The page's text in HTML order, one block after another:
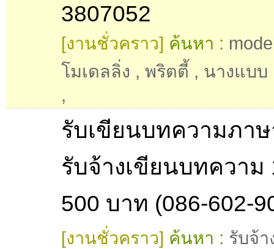
3807052
[งานชั่วคราว] ค้นหา :
โมเดลลิ่ง , พริตตี้ , นางแบบ
,
รับเขียนบทความภา
รับจ้างเขียนบทความ
500 บาท (086-602-
[งานชั่วคราว] ค้นหา : รับจ้า